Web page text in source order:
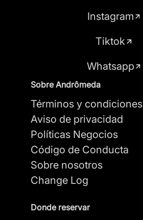
Instagram
Tiktok
Whatsapp
Sobre Andrômeda
Términos y condiciones
Aviso de privacidad
Políticas Negocios
Código de Conducta
Sobre nosotros
Change Log
Donde reservar